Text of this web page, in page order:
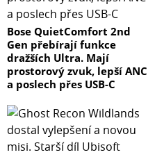
Bose QuietComfort 2nd
Gen přebírají funkce
dražších Ultra. Mají
prostorový zvuk, lepší ANC
a poslech přes USB-C